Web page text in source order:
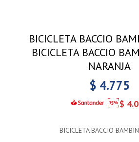
BICICLETA BACCIO
BICICLETA BACCIO
NARANJA
$ 4.775
$
BICICLETA BACCIO